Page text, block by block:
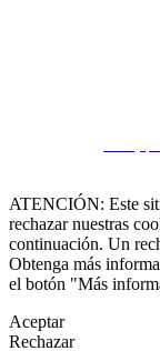
ATENCIÓN: Este
rechazar nuestras
continuación. Un
Obtenga más
el botón "Más
Aceptar
Rechazar